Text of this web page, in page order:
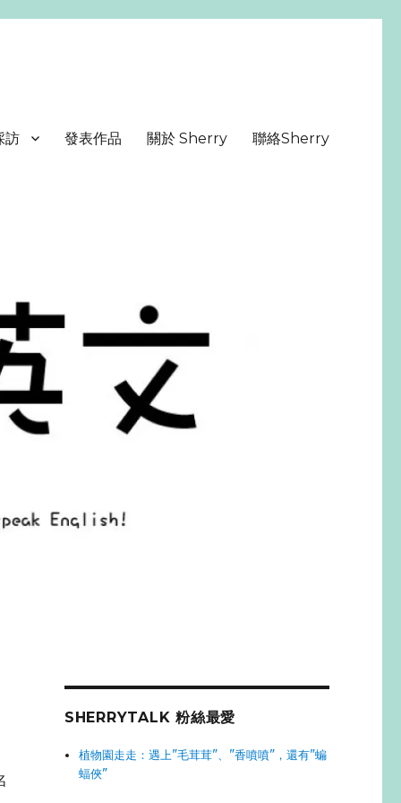
訪 發表作品 關於 Sherry 聯絡Sherry
SHERRYTALK 粉絲最愛
植物園走走：遇上"毛茸茸"、"香噴噴"，還有"蝙
蝠俠"